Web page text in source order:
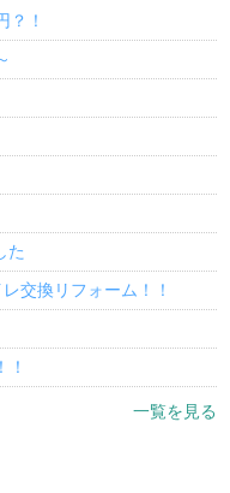
！
た
換リフォーム！！
一覧を見る